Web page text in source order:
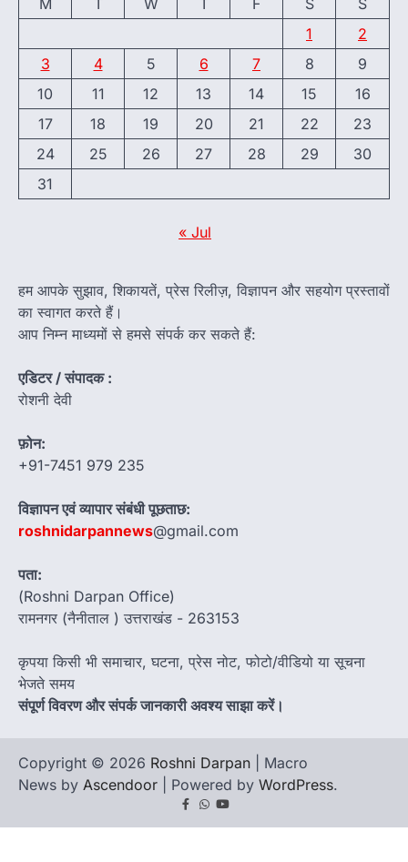
1
2
3
4 5 6 7 8
9
10
11 12 13 14 15
16
17
18 19 20 21 22
23
24
25 26 27 28 29
30
31
« Jul
हम आपके सुझाव, शिकायतें, प्रेस रिलीज़, विज्ञापन और सहयोग प्रस्तावों
का स्वागत करते हैं।
आप निम्न माध्यमों से हमसे संपर्क कर सकते हैं:
एडिटर / संपादक :
रोशनी देवी
फ़ोन:
+91-7451 979 235
विज्ञापन एवं व्यापार संबंधी पूछताछ:
roshnidarpannews@gmail.com
पता:
(Roshni Darpan Office)
रामनगर (नैनीताल ) उत्तराखंड - 263153
कृपया किसी भी समाचार, घटना, प्रेस नोट, फोटो/वीडियो या सूचना
भेजते समय
संपूर्ण विवरण और संपर्क जानकारी अवश्य साझा करें।
Copyright © 2026 Roshni Darpan | Macro
News by Ascendoor | Powered by WordPress.
Facebook
Whatsapp
youtube